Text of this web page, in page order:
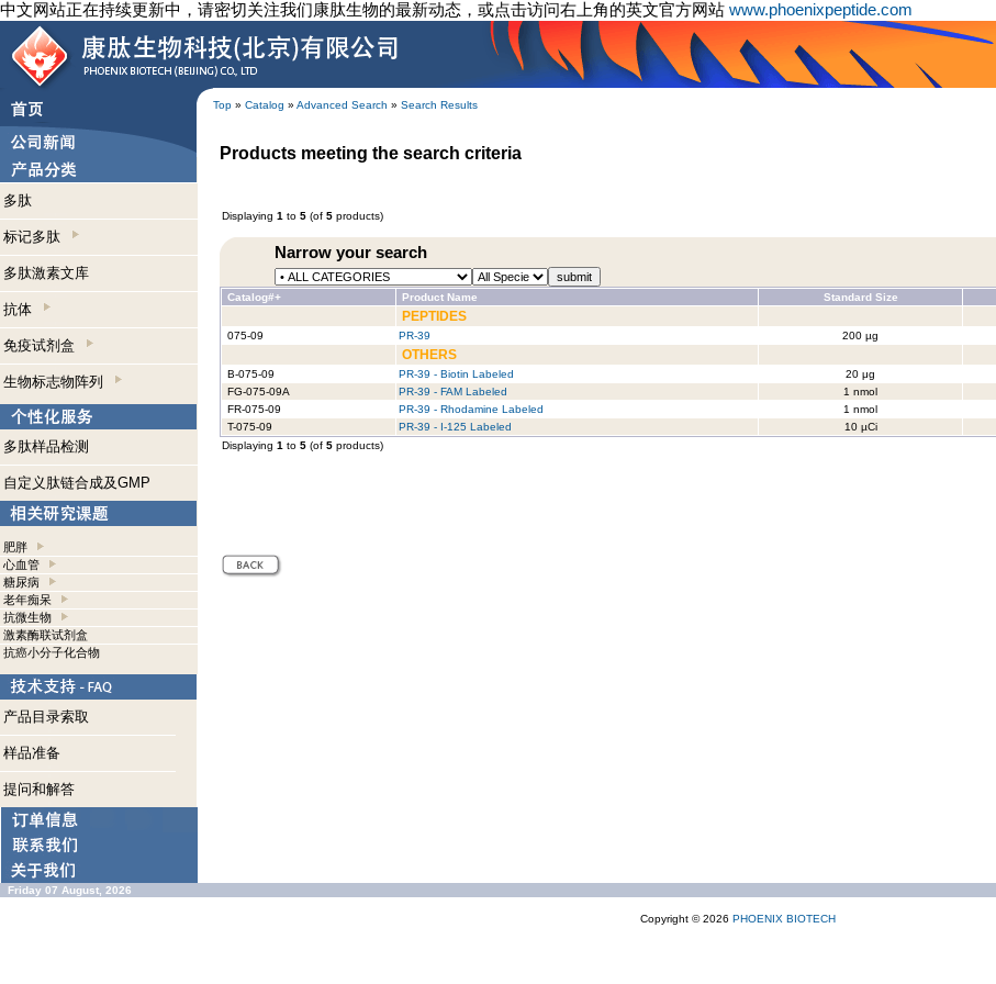
中文网站正在持续更新中，请密切关注我们康肽生物的最新动态，或点击访问右上角的英文官方网站 www.phoenixpeptide.com
Top » Catalog » Advanced Search » Search Results
多肽
标记多肽
多肽激素文库
抗体
免疫试剂盒
生物标志物阵列
多肽样品检测
自定义肽链合成及GMP
肥胖
心血管
糖尿病
老年痴呆
抗微生物
激素酶联试剂盒
抗癌小分子化合物
产品目录索取
样品准备
提问和解答
Products meeting the search criteria
Displaying 1 to 5 (of 5 products)
Narrow your search
Catalog#+ Product Name Standard Size
PEPTIDES
075-09 PR-39 200 µg
OTHERS
B-075-09 PR-39 - Biotin Labeled 20 μg
FG-075-09A
PR-39 - FAM Labeled 1 nmol
FR-075-09
PR-39 - Rhodamine Labeled 1 nmol
T-075-09
PR-39 - I-125 Labeled 10 µCi
Displaying 1 to 5 (of 5 products)
Friday 07 August, 2026
Copyright © 2026 PHOENIX BIOTECH